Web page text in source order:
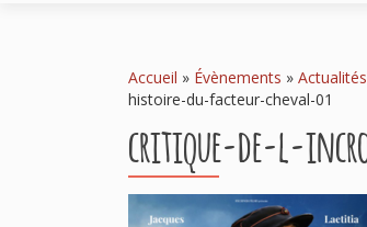
Accueil » Évènements » Actualités
histoire-du-facteur-cheval-01
critique-de-l-